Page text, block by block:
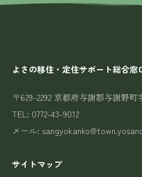
よさの移住・定住サポート総合窓
〒629-2292 京都府与謝郡与謝野町
TEL: 0772-43-9012
メール:
サイトマップ